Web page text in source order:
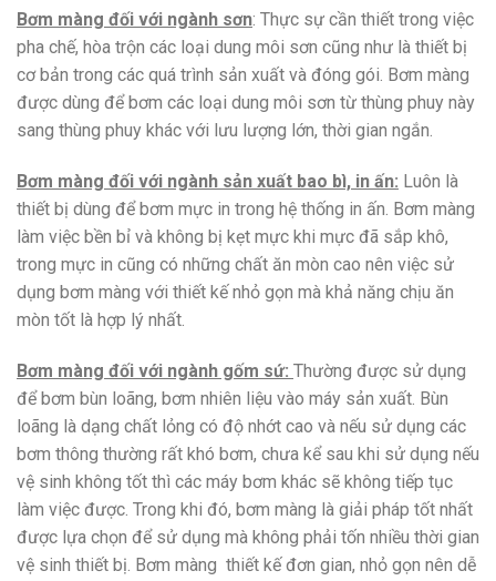
Bơm màng đối với ngành sơn: Thực sự cần thiết trong việc
pha chế, hòa trộn các loại dung môi sơn cũng như là thiết bị
cơ bản trong các quá trình sản xuất và đóng gói. Bơm màng
được dùng để bơm các loại dung môi sơn từ thùng phuy này
sang thùng phuy khác với lưu lượng lớn, thời gian ngắn.
Bơm màng đối với ngành sản xuất bao bì, in ấn: Luôn là
thiết bị dùng để bơm mực in trong hệ thống in ấn. Bơm màng
làm việc bền bỉ và không bị kẹt mực khi mực đã sắp khô,
trong mực in cũng có những chất ăn mòn cao nên việc sử
dụng bơm màng với thiết kế nhỏ gọn mà khả năng chịu ăn
mòn tốt là hợp lý nhất.
Bơm màng đối với ngành gốm sứ: Thường được sử dụng
để bơm bùn loãng, bơm nhiên liệu vào máy sản xuất. Bùn
loãng là dạng chất lỏng có độ nhớt cao và nếu sử dụng các
bơm thông thường rất khó bơm, chưa kể sau khi sử dụng nếu
vệ sinh không tốt thì các máy bơm khác sẽ không tiếp tục
làm việc được. Trong khi đó, bơm màng là giải pháp tốt nhất
được lựa chọn để sử dụng mà không phải tốn nhiều thời gian
vệ sinh thiết bị. Bơm màng thiết kế đơn gian, nhỏ gọn nên dễ